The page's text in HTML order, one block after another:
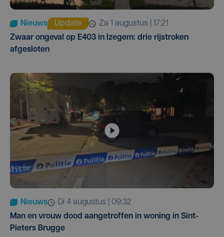
Nieuws Update
za 1 augustus | 17:21
Zwaar ongeval op E403 in Izegem: drie rijstroken
afgesloten
Nieuws
di 4 augustus | 09:32
Man en vrouw dood aangetroffen in woning in Sint-
Pieters Brugge